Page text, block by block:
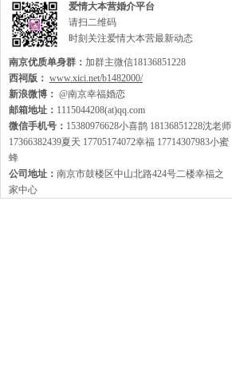
爱情大本营婚介平台
请扫二维码
时刻关注爱情大本营最新动态
南京优质单身群： 加群主微信18136851228
西祠版： www.xici.net/b1482000/
新浪微博： @南京幸福婚恋
邮箱地址： 1115044208(at)qq.com
微信手机号： 15380976628小喜鹊 18136851228沈老师
17366382439夏天 17705174072幸福 17714307983小蜜
蜂
公司地址： 南京市鼓楼区中山北路424号二楼幸福之
家中心